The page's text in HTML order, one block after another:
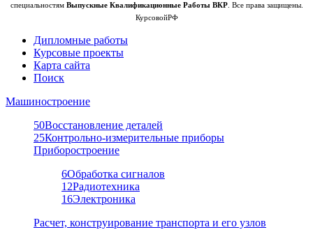
специальностям Выпускные Квалификационные Работы ВКР. Все права защищены.
КурсовойРФ
Дипломные работы
Курсовые проекты
Карта сайта
Поиск
Машиностроение
50Восстановление деталей
25Контрольно-измерительные приборы
Приборостроение
6Обработка сигналов
12Радиотехника
16Электроника
Расчет, конструирование транспорта и его узлов